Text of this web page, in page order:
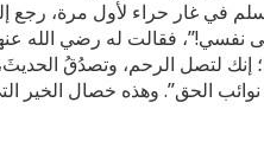
في غار حراء لأول مرة، رجع
نفسي!”، فقالت له رضي الله
إنك لتصل الرحم، وتصدُقُ
الحق”. وهذه خصال الخير